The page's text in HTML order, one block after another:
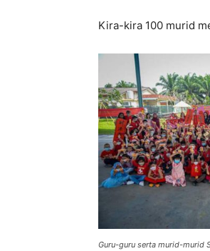
Kira-kira 100 murid
Guru-guru serta murid-murid